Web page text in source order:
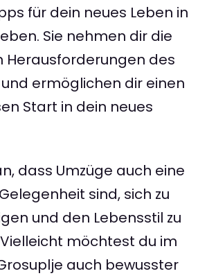
für dein neues Leben in
Sie nehmen dir die
Herausforderungen des
ermöglichen dir einen
Start in dein neues
dass Umzüge auch eine
sind, sich zu
und den Lebensstil zu
möchtest du im
auch bewusster